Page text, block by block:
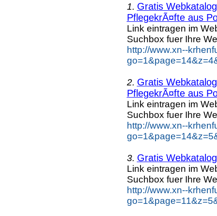
1. Gratis
PflegekrÃ¤fte aus
Link eintragen im
Suchbox fuer Ihre
http://www.xn--
2. Gratis
PflegekrÃ¤fte aus
Link eintragen im
Suchbox fuer Ihre
http://www.xn--
3. Gratis
Link eintragen im
Suchbox fuer Ihre
http://www.xn--